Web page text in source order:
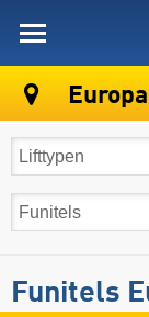
Europa
Funitels